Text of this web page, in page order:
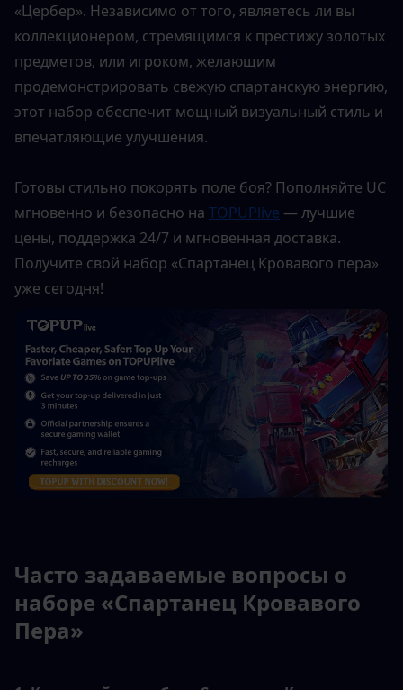
«Цербер». Независимо от того, являетесь ли вы
коллекционером, стремящимся к престижу золотых
предметов, или игроком, желающим
продемонстрировать свежую спартанскую энергию,
этот набор обеспечит мощный визуальный стиль и
впечатляющие улучшения.
Готовы стильно покорять поле боя? Пополняйте UC
мгновенно и безопасно на TOPUPlive — лучшие
цены, поддержка 24/7 и мгновенная доставка.
Получите свой набор «Спартанец Кровавого пера»
уже сегодня!
Часто задаваемые вопросы о
наборе «Спартанец Кровавого
Пера»